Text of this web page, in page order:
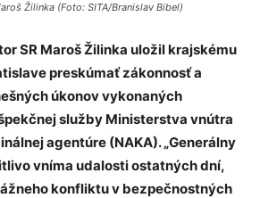
Žilinka (Foto: SITA/Branislav Bibel)
SR Maroš Žilinka uložil krajskému
preskúmať zákonnosť a
úkonov vykonaných
služby Ministerstva vnútra
agentúre (NAKA). „Generálny
vníma udalosti ostatných dní,
konfliktu v bezpečnostných